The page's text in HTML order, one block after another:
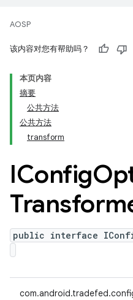
AOSP
该内容对您有帮助吗？
本页内容
摘要
公共方法
公共方法
transform
IConfig
public interface